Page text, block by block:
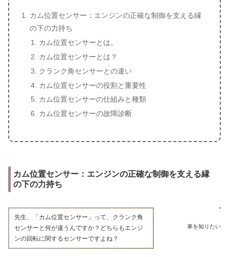
カム位置センサー：エンジンの正確な制御を支える縁
の下の力持ち
カム位置センサーとは。
カム位置センサーとは？
クランク角センサーとの違い
カム位置センサーの役割と重要性
カム位置センサーの仕組みと種類
カム位置センサーの故障診断
カム位置センサー：エンジンの正確な制御を支える縁
の下の力持ち
車を知りたい
先生、「カム位置センサー」って、クランク角
センサーと何が違うんですか？どちらもエンジ
ンの回転に関するセンサーですよね？